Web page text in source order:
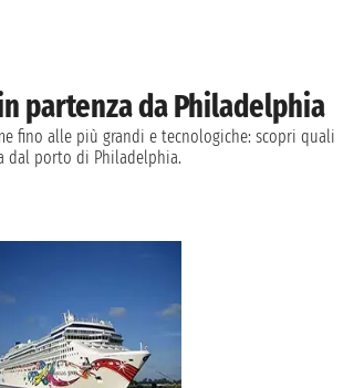
partenza da Philadelphia
fino alle più grandi e tecnologiche: scopri quali
dal porto di Philadelphia.